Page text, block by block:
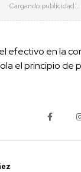
efectivo en la
el principio de